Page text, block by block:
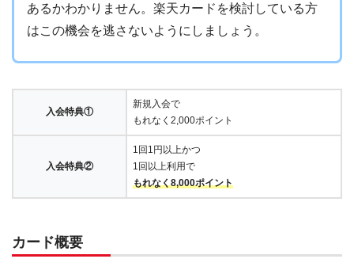
あるかわかりません。楽天カードを検討している方
はこの機会を逃さないようにしましょう。
入会特典①
新規入会で
もれなく2,000ポイント
入会特典②
1回1円以上かつ
1回以上利用で
もれなく8,000ポイント
カード概要